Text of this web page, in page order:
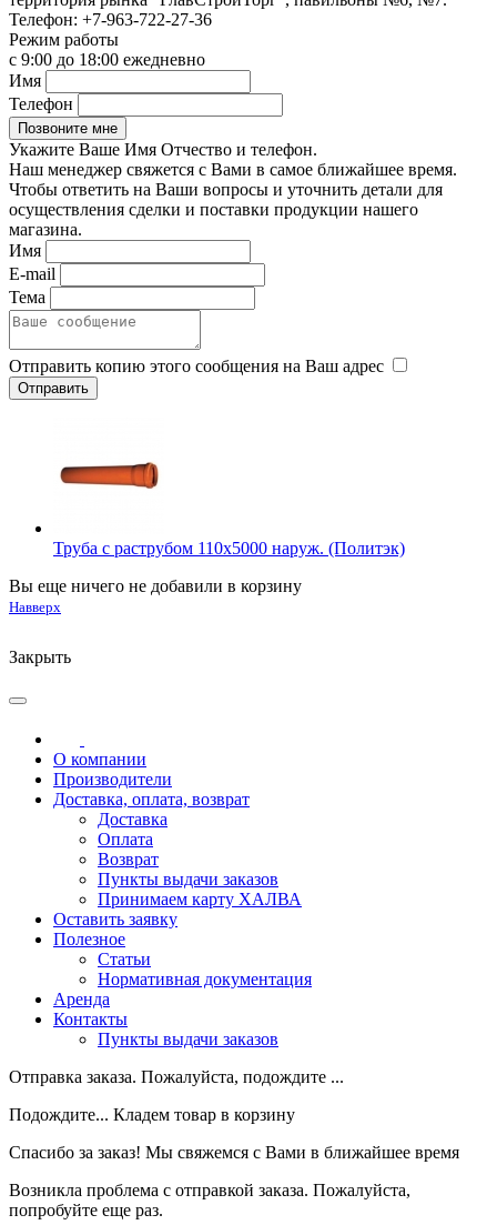
Телефон: +7-963-722-27-36
Режим работы
с 9:00 до 18:00 ежедневно
Имя
Телефон
Укажите Ваше Имя Отчество и телефон.
Наш менеджер свяжется с Вами в самое ближайшее время.
Чтобы ответить на Ваши вопросы и уточнить детали для
осуществления сделки и поставки продукции нашего
магазина.
Имя
E-mail
Тема
Отправить копию этого сообщения на Ваш адрес
Труба с раструбом 110х5000 наруж. (Политэк)
Вы еще ничего не добавили в корзину
Навверх
Закрыть
О компании
Производители
Доставка, оплата, возврат
Доставка
Оплата
Возврат
Пункты выдачи заказов
Принимаем карту ХАЛВА
Оставить заявку
Полезное
Статьи
Нормативная документация
Аренда
Контакты
Пункты выдачи заказов
Отправка заказа. Пожалуйста, подождите ...
Подождите... Кладем товар в корзину
Спасибо за заказ! Мы свяжемся с Вами в ближайшее время
Возникла проблема с отправкой заказа. Пожалуйста,
попробуйте еще раз.